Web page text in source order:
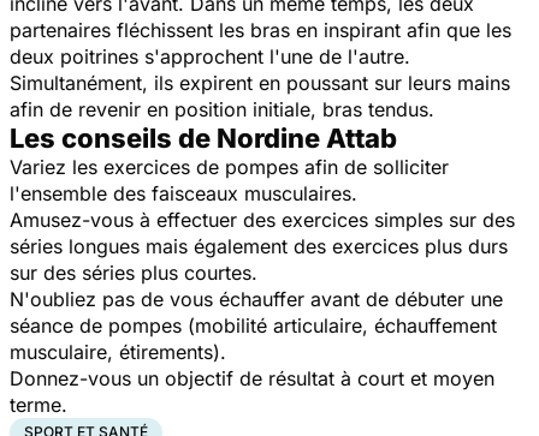
partenaires fléchissent les bras en inspirant afin que les
deux poitrines s'approchent l'une de l'autre.
Simultanément, ils expirent en poussant sur leurs mains
afin de revenir en position initiale, bras tendus.
Les conseils de Nordine Attab
Variez les exercices de pompes afin de solliciter
l'ensemble des faisceaux musculaires.
Amusez-vous à effectuer des exercices simples sur des
séries longues mais également des exercices plus durs
sur des séries plus courtes.
N'oubliez pas de vous échauffer avant de débuter une
séance de pompes (mobilité articulaire, échauffement
musculaire, étirements).
Donnez-vous un objectif de résultat à court et moyen
terme.
SPORT ET SANTÉ